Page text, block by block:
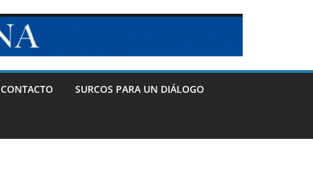
CONTACTO SURCOS PARA UN DIÁLOGO